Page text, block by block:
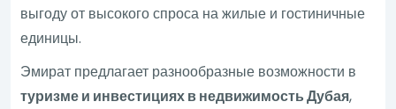
выгоду от высокого спроса на жилые и гостиничные
единицы.
Эмират предлагает разнообразные возможности в
туризме и инвестициях в недвижимость Дубая,